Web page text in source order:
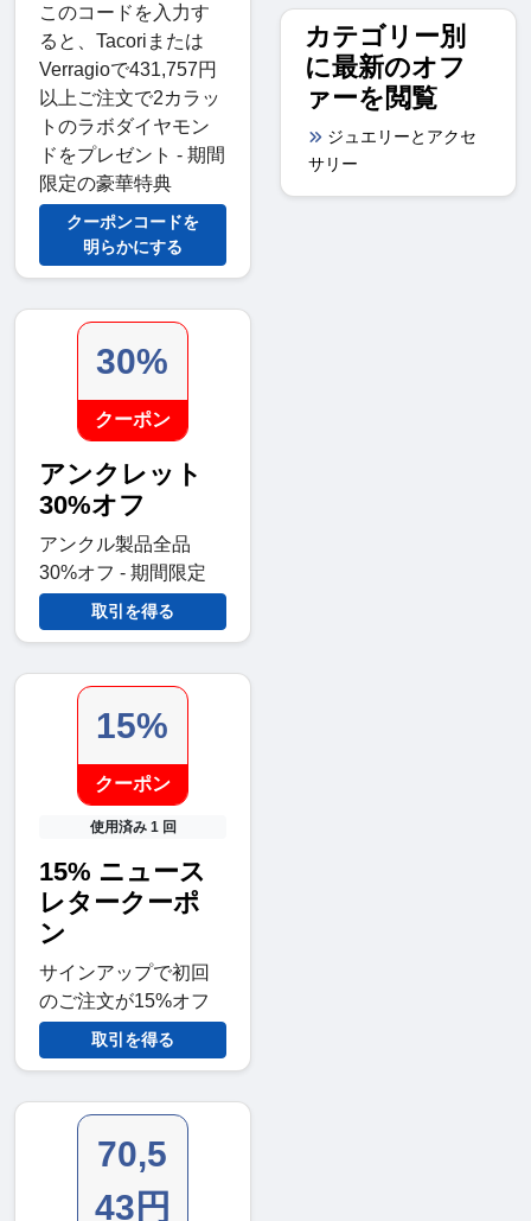
このコードを入力す
ると、Tacoriまたは
Verragioで431,757円
以上ご注文で2カラッ
トのラボダイヤモン
ドをプレゼント - 期間
限定の豪華特典
クーポンコードを
明らかにする
30%
クーポン
アンクレット
30%オフ
アンクル製品全品
30%オフ - 期間限定
取引を得る
15%
クーポン
使用済み 1 回
15% ニュース
レタークーポ
ン
サインアップで初回
のご注文が15%オフ
取引を得る
70,5
43円
カテゴリー別
に最新のオフ
ァーを閲覧
ジュエリーとアクセ
サリー